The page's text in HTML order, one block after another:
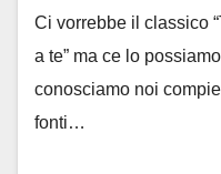
Ci vorrebbe il classico
a te” ma ce lo
conosciamo noi
fonti…